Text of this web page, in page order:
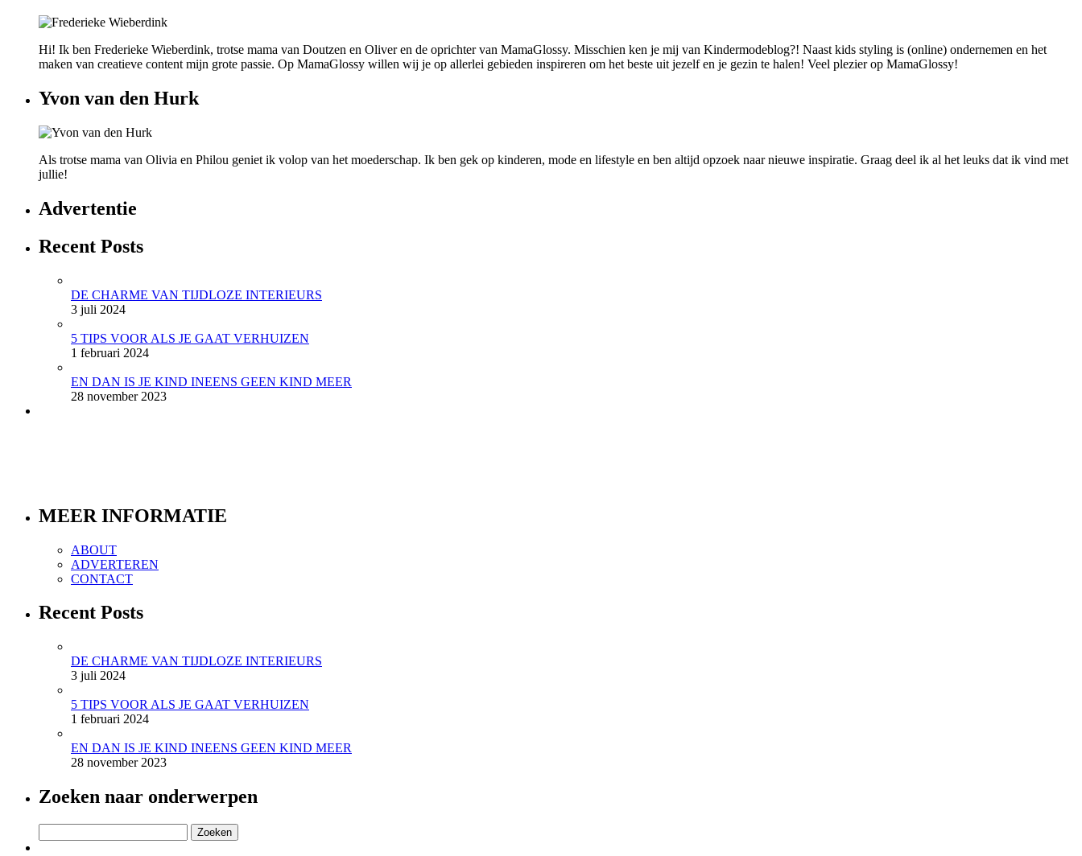
Hi! Ik ben Frederieke Wieberdink, trotse mama van Doutzen en Oliver en de oprichter van MamaGlossy. Misschien ken je mij van Kindermodeblog?! Naast kids styling is (online) ondernemen en het
maken van creatieve content mijn grote passie. Op MamaGlossy willen wij je op allerlei gebieden inspireren om het beste uit jezelf en je gezin te halen! Veel plezier op MamaGlossy!
Yvon van den Hurk
Als trotse mama van Olivia en Philou geniet ik volop van het moederschap. Ik ben gek op kinderen, mode en lifestyle en ben altijd opzoek naar nieuwe inspiratie. Graag deel ik al het leuks dat ik vind met
jullie!
Advertentie
Recent Posts
DE CHARME VAN TIJDLOZE INTERIEURS
3 juli 2024
5 TIPS VOOR ALS JE GAAT VERHUIZEN
1 februari 2024
EN DAN IS JE KIND INEENS GEEN KIND MEER
28 november 2023
MEER INFORMATIE
ABOUT
ADVERTEREN
CONTACT
Recent Posts
DE CHARME VAN TIJDLOZE INTERIEURS
3 juli 2024
5 TIPS VOOR ALS JE GAAT VERHUIZEN
1 februari 2024
EN DAN IS JE KIND INEENS GEEN KIND MEER
28 november 2023
Zoeken naar onderwerpen
naar: